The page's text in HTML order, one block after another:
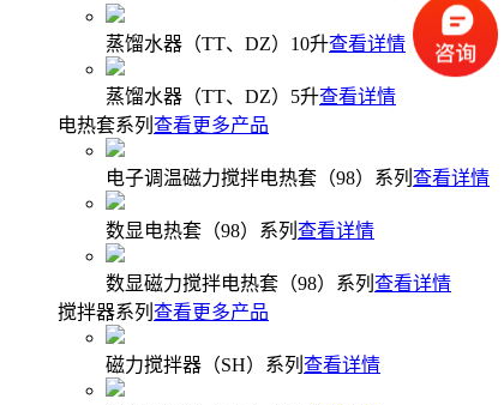
蒸馏水器（TT、DZ）10升查看详情
蒸馏水器（TT、DZ）5升查看详情
电热套系列 查看更多产品
电子调温磁力搅拌电热套（98）系列 查看详情
数显电热套（98）系列 查看详情
数显磁力搅拌电热套（98）系列 查看详情
搅拌器系列 查看更多产品
磁力搅拌器（SH）系列 查看详情